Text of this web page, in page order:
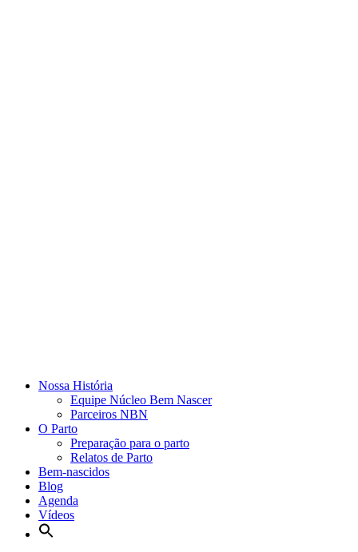
Nossa História
Equipe Núcleo Bem Nascer
Parceiros NBN
O Parto
Preparação para o parto
Relatos de Parto
Bem-nascidos
Blog
Agenda
Vídeos